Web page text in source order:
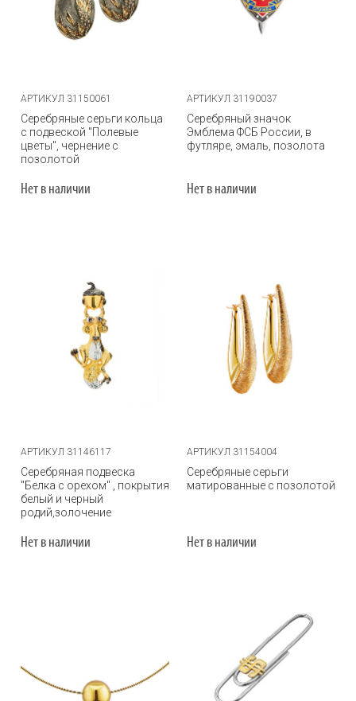
АРТИКУЛ 31150061
Серебряные серьги кольца
с подвеской "Полевые
цветы", чернение с
позолотой
Нет в наличии
АРТИКУЛ 31190037
Серебряный значок
Эмблема ФСБ России, в
футляре, эмаль, позолота
Нет в наличии
АРТИКУЛ 31146117
Серебряная подвеска
"Белка с орехом" , покрытия
белый и черный
родий,золочение
Нет в наличии
АРТИКУЛ 31154004
Серебряные серьги
матированные с позолотой
Нет в наличии